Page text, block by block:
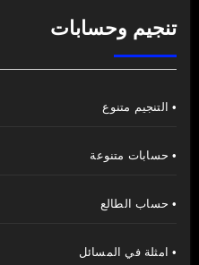
تنجيم وحسابات
• التنجيم متنوع
• حسابات متنوعة
• حساب الطالع
• امثلة في المسائل